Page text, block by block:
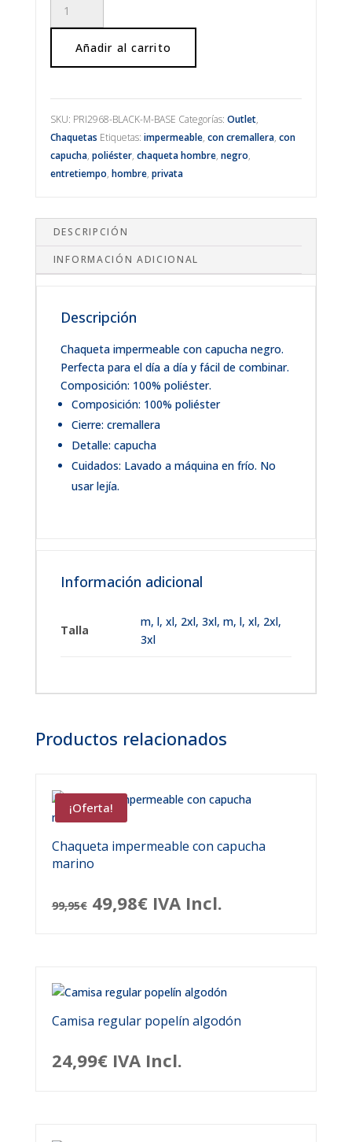
impermeable
capucha
Añadir al carrito
SKU: PRI2968-BLACK-M-BASE Categorías: Outlet,
Chaquetas Etiquetas: impermeable, con cremallera, con
capucha, poliéster, chaqueta hombre, negro,
entretiempo, hombre, privata
DESCRIPCIÓN
INFORMACIÓN ADICIONAL
Descripción
Chaqueta impermeable con capucha negro.
Perfecta para el día a día y fácil de combinar.
Composición: 100% poliéster.
Composición: 100% poliéster
Cierre: cremallera
Detalle: capucha
Cuidados: Lavado a máquina en frío. No
usar lejía.
Información adicional
Talla
m, l, xl, 2xl, 3xl, m, l, xl, 2xl,
3xl
Productos relacionados
¡Oferta!
Chaqueta impermeable con capucha
marino
99,95€ El
era:
99,95€.
49,98€El
es:
49,98€.
IVA Incl.
Camisa regular popelín algodón
24,99€ IVA Incl.